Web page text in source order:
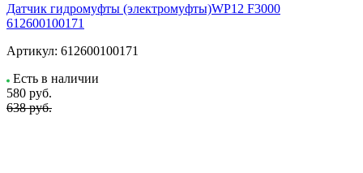
Датчик гидромуфты (электромуфты)WP12 F3000
612600100171
Артикул: 612600100171
Есть в наличии
580 руб.
638 руб.